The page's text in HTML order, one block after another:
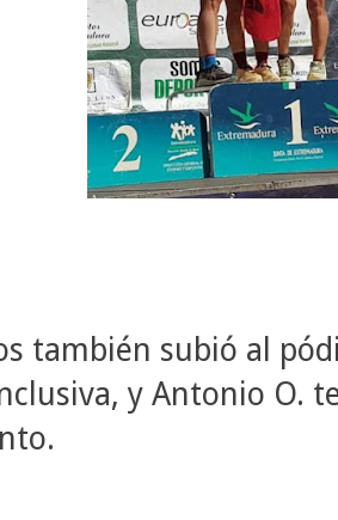
también subió al
y Antonio O.